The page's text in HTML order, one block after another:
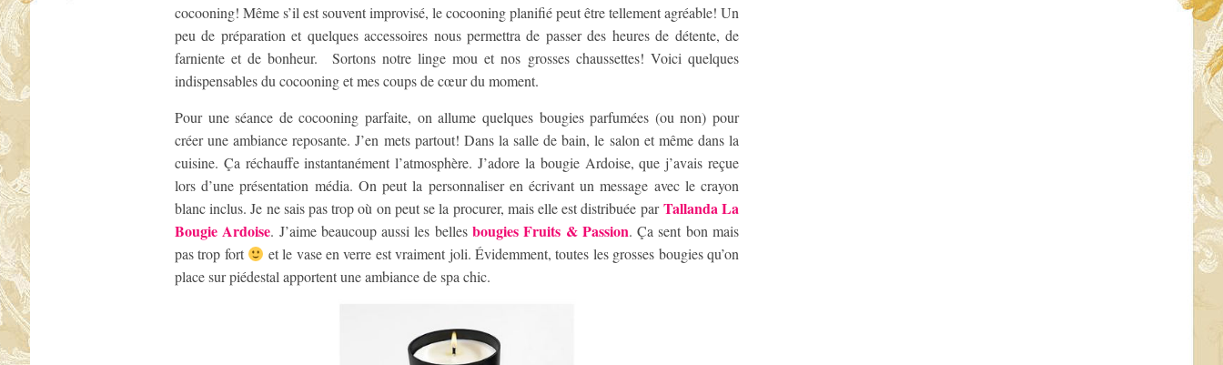
cocooning! Même s’il est souvent improvisé, le cocooning planifié peut être tellement agréable! Un
peu de préparation et quelques accessoires nous permettra de passer des heures de détente, de
farniente et de bonheur. Sortons notre linge mou et nos grosses chaussettes! Voici quelques
indispensables du cocooning et mes coups de cœur du moment.
Pour une séance de cocooning parfaite, on allume quelques bougies parfumées (ou non) pour
créer une ambiance reposante. J’en mets partout! Dans la salle de bain, le salon et même dans la
cuisine. Ça réchauffe instantanément l’atmosphère. J’adore la bougie Ardoise, que j’avais reçue
lors d’une présentation média. On peut la personnaliser en écrivant un message avec le crayon
blanc inclus. Je ne sais pas trop où on peut se la procurer, mais elle est distribuée parTallanda La
Bougie Ardoise. J’aime beaucoup aussi les bellesbougies Fruits & Passion. Ça sent bon mais
pas trop fort
et le vase en verre est vraiment joli. Évidemment, toutes les grosses bougies qu’on
place sur piédestal apportent une ambiance de spa chic.